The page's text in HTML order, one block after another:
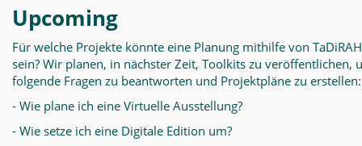
Upcoming
Für welche Projekte könnte eine Planung mithilfe von
sein? Wir planen, in nächster Zeit, Toolkits zu veröffentlichen,
folgende Fragen zu beantworten und Projektpläne zu erstellen:
- Wie plane ich eine Virtuelle Ausstellung?
- Wie setze ich eine Digitale Edition um?